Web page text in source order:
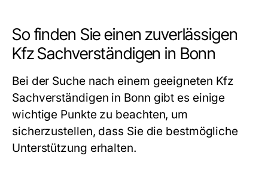
So finden Sie einen zuverlässigen
Kfz Sachverständigen in Bonn
Bei der Suche nach einem geeigneten Kfz
Sachverständigen in Bonn gibt es einige
wichtige Punkte zu beachten, um
sicherzustellen, dass Sie die bestmögliche
Unterstützung erhalten.